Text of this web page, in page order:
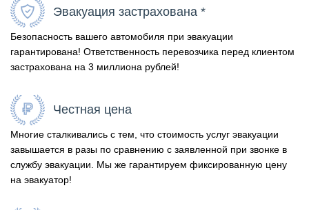
Эвакуация застрахована *
Безопасность вашего автомобиля при эвакуации
гарантирована! Ответственность перевозчика перед клиентом
застрахована на 3 миллиона рублей!
Честная цена
Многие сталкивались с тем, что стоимость услуг эвакуации
завышается в разы по сравнению с заявленной при звонке в
службу эвакуации. Мы же гарантируем фиксированную цену
на эвакуатор!